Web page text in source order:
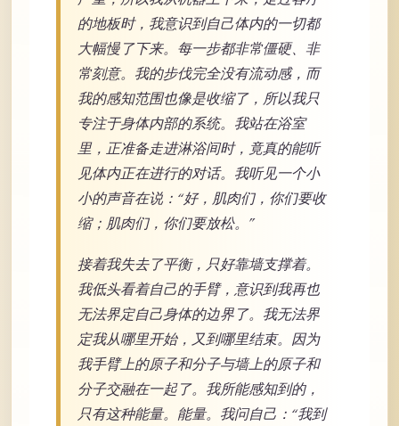
的地板时，我意识到自己体内的一切都
大幅慢了下来。每一步都非常僵硬、非
常刻意。我的步伐完全没有流动感，而
我的感知范围也像是收缩了，所以我只
专注于身体内部的系统。我站在浴室
里，正准备走进淋浴间时，竟真的能听
见体内正在进行的对话。我听见一个小
小的声音在说：“好，肌肉们，你们要收
缩；肌肉们，你们要放松。”
接着我失去了平衡，只好靠墙支撑着。
我低头看着自己的手臂，意识到我再也
无法界定自己身体的边界了。我无法界
定我从哪里开始，又到哪里结束。因为
我手臂上的原子和分子与墙上的原子和
分子交融在一起了。我所能感知到的，
只有这种能量。能量。我问自己：“我到